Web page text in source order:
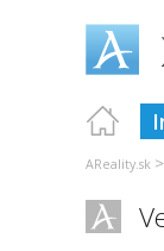
AReality.sk >